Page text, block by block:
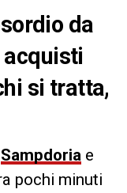
da
si tratta,
Sampdoria e
pochi minuti